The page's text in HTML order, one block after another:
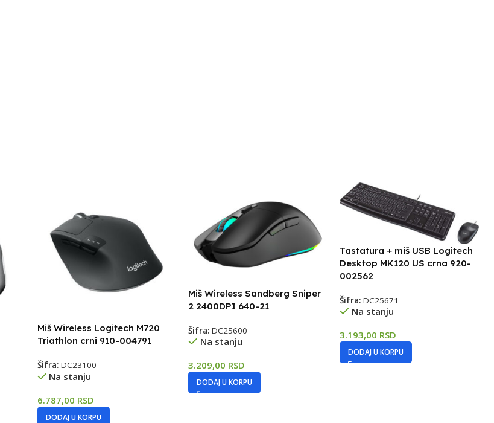
Miš Wireless Logitech M720
Triathlon crni 910-004791
Šifra: DC23100
Na stanju
6.787,00 RSD
DODAJ U KORPU
Miš Wireless Sandberg Sniper
2 2400DPI 640-21
Šifra:DC25600
Na stanju
3.209,00 RSD
DODAJ U KORPU
Tastatura + miš USB Logitech
Desktop MK120 US crna 920-
002562
Šifra:DC25671
Na stanju
3.193,00 RSD
DODAJ U KORPU